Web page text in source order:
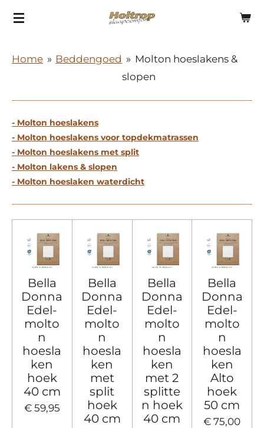
Ga
de
Home » Beddengoed » Molton hoeslakens &
slopen
- Molton hoeslakens
- Molton hoeslakens voor topdekmatrassen
- Molton hoeslakens met split
- Molton lakens & slopen
- Molton hoeslaken waterdicht
Bella
Donna
Edel-
molto
n
hoesla
ken
hoek
40 cm
€ 59,95
Bella
Donna
Edel-
molto
n
hoesla
ken
met
split
hoek
40 cm
Bella
Donna
Edel-
molto
n
hoesla
ken
met 2
splitte
n hoek
40 cm
Bella
Donna
Edel-
molto
n
hoesla
ken
Alto
hoek
50 cm
€ 75,00